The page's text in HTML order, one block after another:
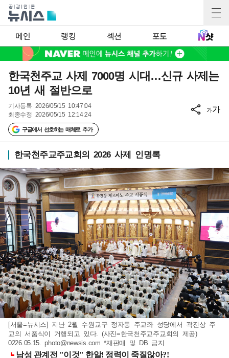
메인 랭킹 섹션 포토
한국천주교 사제 7000명 시대…신규 사제는
10년 새 절반으로
기사등록 2026/05/15 10:47:04
최종수정 2026/05/15 12:14:24
구글에서 선호하는 매체로 추가
가가
한국천주교주교회의 2026 사제 인명록
[서울=뉴시스] 지난 2월 수원교구 정자동 주교좌 성당에서 곽진상 주
교의 서품식이 거행되고 있다. (사진=한국천주교주교회의 제공)
0226.05.15.photo@newsis.com *재판매 및 DB 금지